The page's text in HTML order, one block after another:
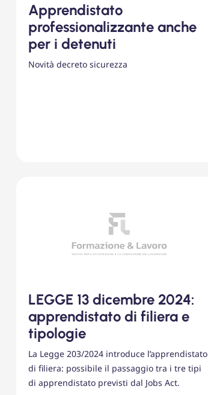
Apprendistato
professionalizzante anche
per i detenuti
Novità decreto sicurezza
LEGGE 13 dicembre 2024:
apprendistato di filiera e
tipologie
La Legge 203/2024 introduce l’apprendistato
di filiera: possibile il passaggio tra i tre tipi
di apprendistato previsti dal Jobs Act.